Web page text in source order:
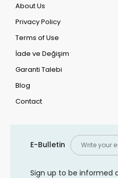
About Us
Privacy Policy
Terms of Use
İade ve Değişim
Garanti Talebi
Blog
Contact
E-Bulletin
Sign up to be informed